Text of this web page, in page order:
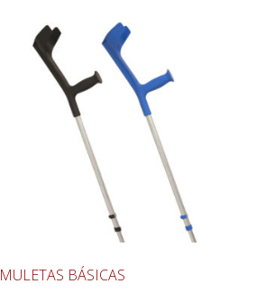
MULETAS BÁSICAS